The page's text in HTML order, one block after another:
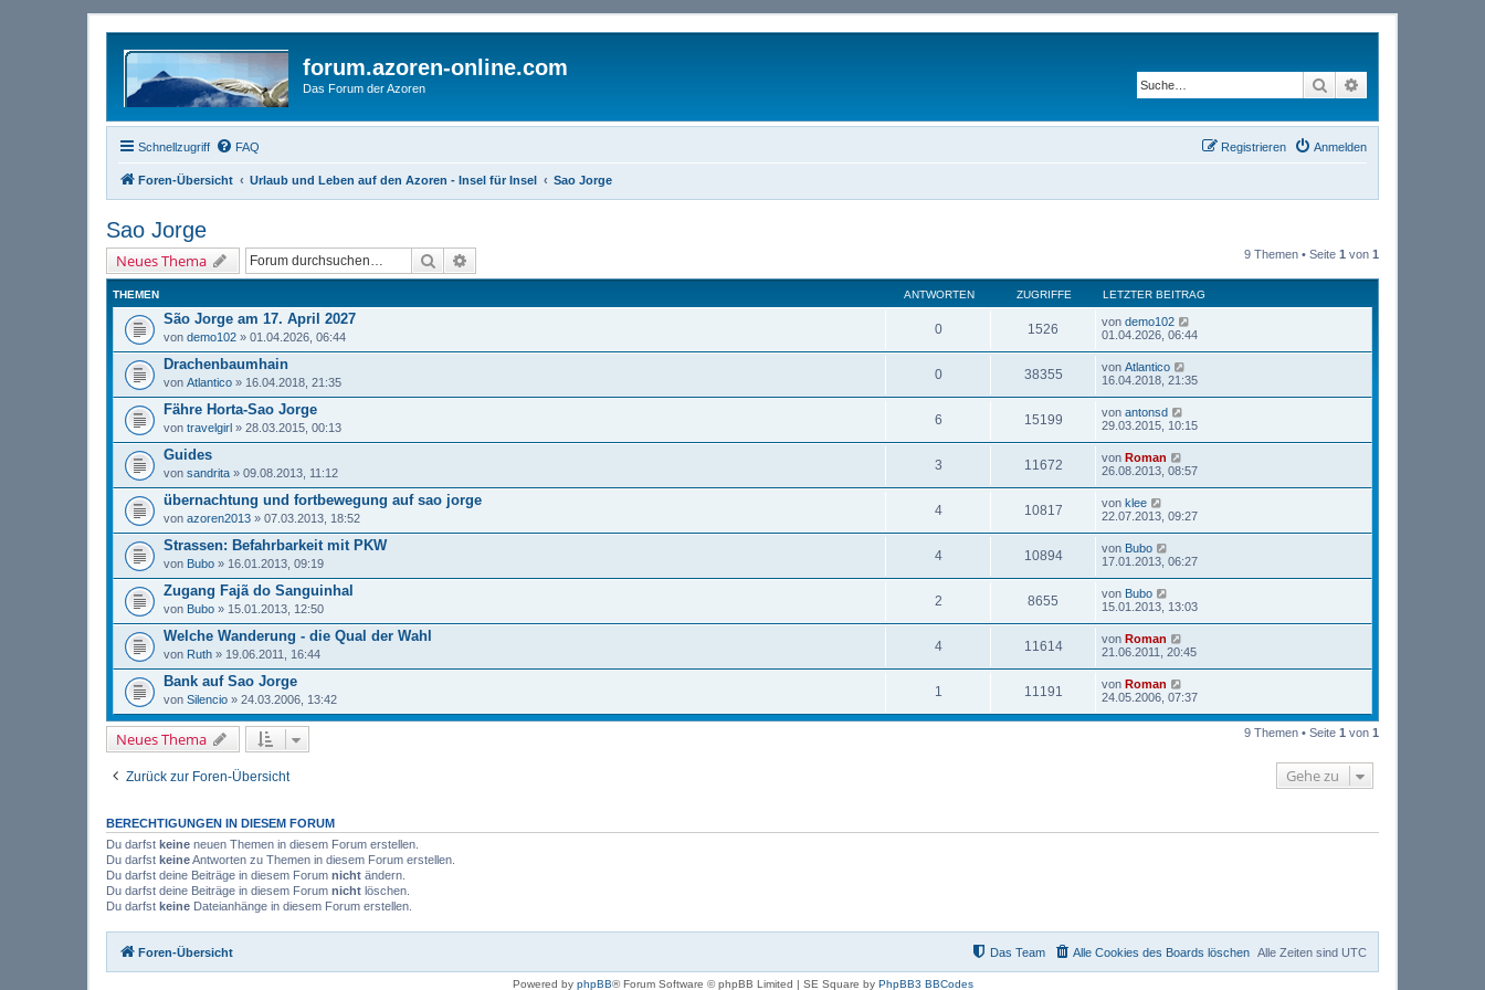
forum.azoren-online.com
Das Forum der Azoren Suche
Schnellzugriff FAQ Anmelden
Registrieren
Foren-Übersicht Urlaub und Leben auf den Azoren - Insel für Insel Sao Jorge
Sao Jorge
Neues Thema Suche 9 Themen • Seite 1 von 1
THEMEN ANTWORTEN ZUGRIFFE LETZTER BEITRAG
São Jorge am 17. April 2027
von demo102 » 01.04.2026, 06:44
0 1526 von demo102
01.04.2026, 06:44
Drachenbaumhain
von Atlantico » 16.04.2018, 21:35
0 38355 von Atlantico
16.04.2018, 21:35
Fähre Horta-Sao Jorge
von travelgirl » 28.03.2015, 00:13
6 15199 von antonsd
29.03.2015, 10:15
Guides
von sandrita » 09.08.2013, 11:12
3 11672 von Roman
26.08.2013, 08:57
übernachtung und fortbewegung auf sao jorge
von azoren2013 » 07.03.2013, 18:52
4 10817 von klee
22.07.2013, 09:27
Strassen: Befahrbarkeit mit PKW
von Bubo » 16.01.2013, 09:19
4 10894 von Bubo
17.01.2013, 06:27
Zugang Fajã do Sanguinhal
von Bubo » 15.01.2013, 12:50
2 8655 von Bubo
15.01.2013, 13:03
Welche Wanderung - die Qual der Wahl
von Ruth » 19.06.2011, 16:44
4 11614 von Roman
21.06.2011, 20:45
Bank auf Sao Jorge
von Silencio » 24.03.2006, 13:42
1 11191 von Roman
24.05.2006, 07:37
Neues Thema 9 Themen • Seite 1 von 1
Zurück zur Foren-Übersicht Gehe zu
BERECHTIGUNGEN IN DIESEM FORUM
Du darfst keine neuen Themen in diesem Forum erstellen.
Du darfst keineAntworten zu Themen in diesem Forum erstellen.
Du darfst deine Beiträge in diesem Forum nicht ändern.
Du darfst deine Beiträge in diesem Forum nicht löschen.
Du darfst keine Dateianhänge in diesem Forum erstellen.
Foren-Übersicht Alle Zeiten sind UTC
Alle Cookies des Boards löschen
Das Team
Powered by phpBB® Forum Software © phpBB Limited | SE Square by PhpBB3 BBCodes